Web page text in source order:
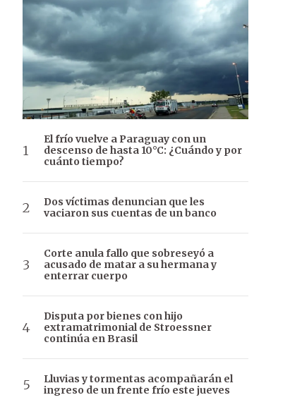
El frío vuelve a Paraguay con un
descenso de hasta 10°C: ¿Cuándo y por
cuánto tiempo?
Dos víctimas denuncian que les
vaciaron sus cuentas de un banco
Corte anula fallo que sobreseyó a
acusado de matar a su hermana y
enterrar cuerpo
Disputa por bienes con hijo
extramatrimonial de Stroessner
continúa en Brasil
Lluvias y tormentas acompañarán el
ingreso de un frente frío este jueves